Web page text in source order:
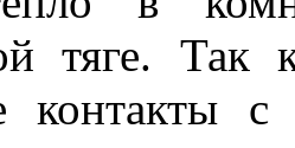
тяге.
контакты